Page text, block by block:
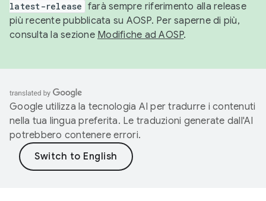
latest-release farà sempre riferimento alla release
più recente pubblicata su AOSP. Per saperne di più,
consulta la sezione Modifiche ad AOSP.
Google utilizza la tecnologia AI per tradurre i contenuti
nella tua lingua preferita. Le traduzioni generate dall'AI
potrebbero contenere errori.